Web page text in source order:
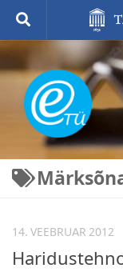
14. VEEBRUAR 2012